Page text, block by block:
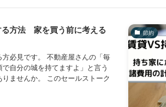
節約
方法 家を買う前に考える
必見です。 不動産屋さんの「毎
自分の城を持てますよ」と言う
ませんか。 このセールストーク